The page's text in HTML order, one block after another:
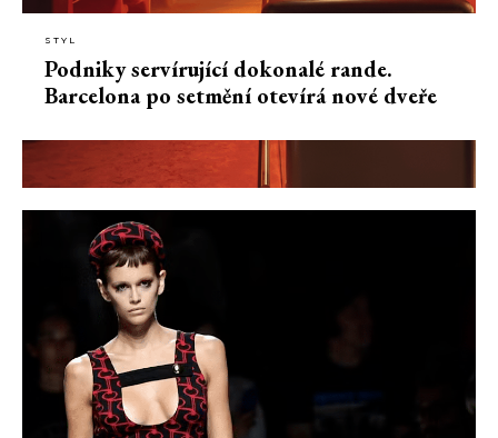
STYL
Podniky servírující dokonalé rande.
Barcelona po setmění otevírá nové dveře